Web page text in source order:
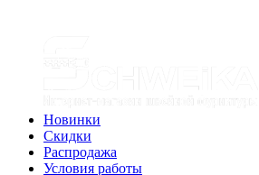
Новинки
Скидки
Распродажа
Условия работы